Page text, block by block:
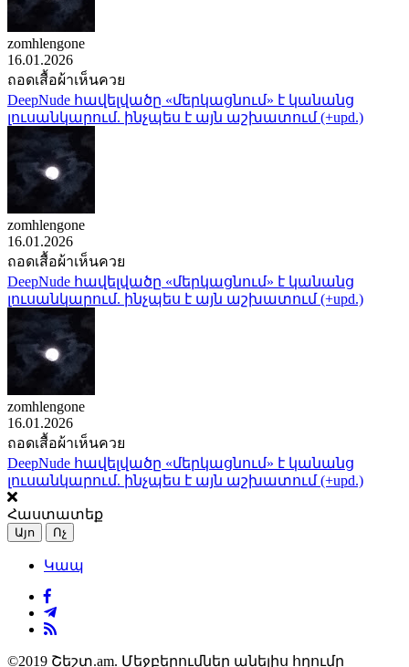
zomhlengone
16.01.2026
ถอดเสื้อผ้าเห็นควย
DeepNude հավելվածը «մերկացնում» է կանանց
լուսանկարում. ինչպես է այն աշխատում (+upd.)
zomhlengone
16.01.2026
ถอดเสื้อผ้าเห็นควย
DeepNude հավելվածը «մերկացնում» է կանանց
լուսանկարում. ինչպես է այն աշխատում (+upd.)
zomhlengone
16.01.2026
ถอดเสื้อผ้าเห็นควย
DeepNude հավելվածը «մերկացնում» է կանանց
լուսանկարում. ինչպես է այն աշխատում (+upd.)
Հաստատեք
Այո Ոչ
Կապ
©2019 Շեշտ.am. Մեջբերումներ անելիս հղումը